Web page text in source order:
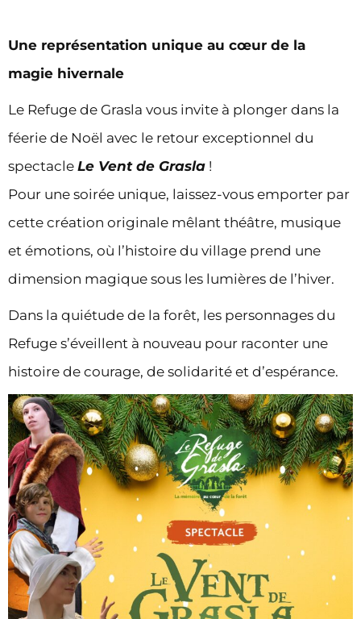
Une représentation unique au cœur de la
magie hivernale
Le Refuge de Grasla vous invite à plonger dans la
féerie de Noël avec le retour exceptionnel du
spectacle Le Vent de Grasla !
Pour une soirée unique, laissez-vous emporter par
cette création originale mêlant théâtre, musique
et émotions, où l’histoire du village prend une
dimension magique sous les lumières de l’hiver.
Dans la quiétude de la forêt, les personnages du
Refuge s’éveillent à nouveau pour raconter une
histoire de courage, de solidarité et d’espérance.